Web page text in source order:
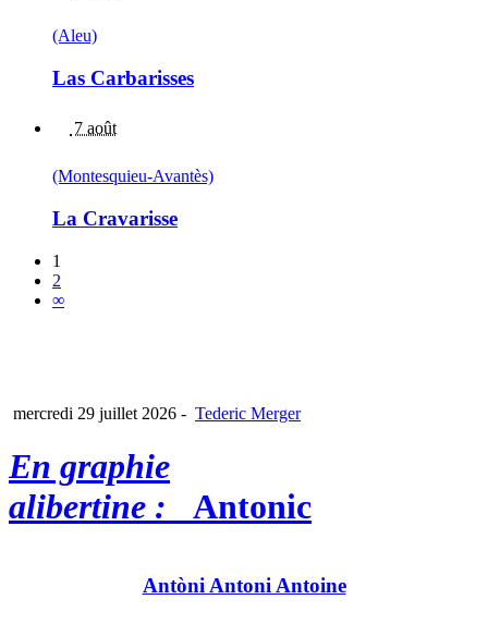
(Aleu)
Las Carbarisses
7 août
(Montesquieu-Avantès)
La Cravarisse
1
2
∞
mercredi 29 juillet 2026 - Tederic Merger
En graphie
alibertine : Antonic
Antòni Antoni Antoine